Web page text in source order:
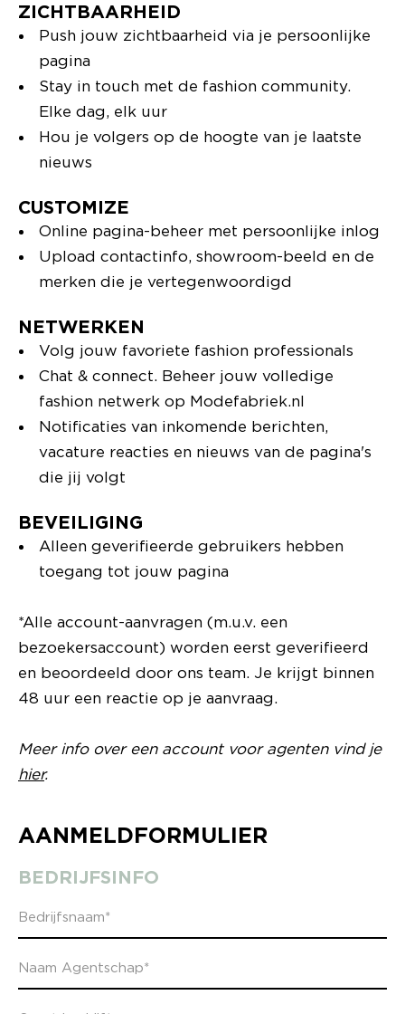
ZICHTBAARHEID
Push jouw zichtbaarheid via je persoonlijke
pagina
Stay in touch met de fashion community.
Elke dag, elk uur
Hou je volgers op de hoogte van je laatste
nieuws
CUSTOMIZE
Online pagina-beheer met persoonlijke inlog
Upload contactinfo, showroom-beeld en de
merken die je vertegenwoordigd
NETWERKEN
Volg jouw favoriete fashion professionals
Chat & connect. Beheer jouw volledige
fashion netwerk op Modefabriek.nl
Notificaties van inkomende berichten,
vacature reacties en nieuws van de pagina's
die jij volgt
BEVEILIGING
Alleen geverifieerde gebruikers hebben
toegang tot jouw pagina
*Alle account-aanvragen (m.u.v. een
bezoekersaccount) worden eerst geverifieerd
en beoordeeld door ons team. Je krijgt binnen
48 uur een reactie op je aanvraag.
Meer info over een account voor agenten vind je
hier.
AANMELDFORMULIER
BEDRIJFSINFO